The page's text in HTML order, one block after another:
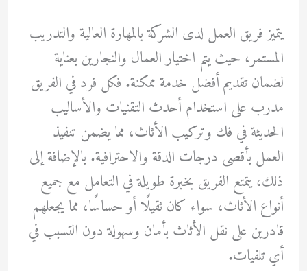
يتميز فريق العمل لدى الشركة بالمهارة العالية والتدريب
المستمر، حيث يتم اختيار العمال والنجارين بعناية
لضمان تقديم أفضل خدمة ممكنة. فكل فرد في الفريق
مدرب على استخدام أحدث التقنيات والأساليب
الحديثة في فك وتركيب الأثاث، مما يضمن تنفيذ
العمل بأقصى درجات الدقة والاحترافية. بالإضافة إلى
ذلك، يتمتع الفريق بخبرة طويلة في التعامل مع جميع
أنواع الأثاث، سواء كان ثقيلًا أو حساسًا، مما يجعلهم
قادرين على نقل الأثاث بأمان وسهولة دون التسبب في
أي تلفيات.